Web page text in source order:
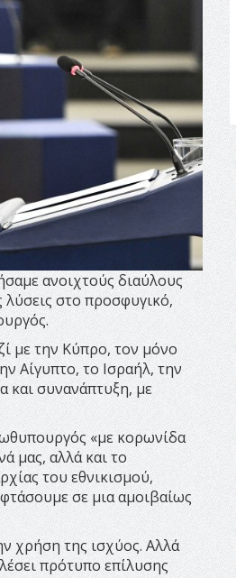
ανοιχτούς διαύλους
λύσεις στο προσφυγικό,
με την Κύπρο, τον μόνο
Αίγυπτο, το Ισραήλ, την
και συνανάπτυξη, με
«με κορωνίδα
μας, αλλά και το
του εθνικισμού,
σε μια αμοιβαίως
χρήση της ισχύος. Αλλά
πρότυπο επίλυσης